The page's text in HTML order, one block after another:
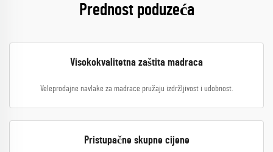
Prednost poduzeća
Visokokvalitetna zaštita madraca
Veleprodajne navlake za madrace pružaju izdržljivost i udobnost.
Pristupačne skupne cijene